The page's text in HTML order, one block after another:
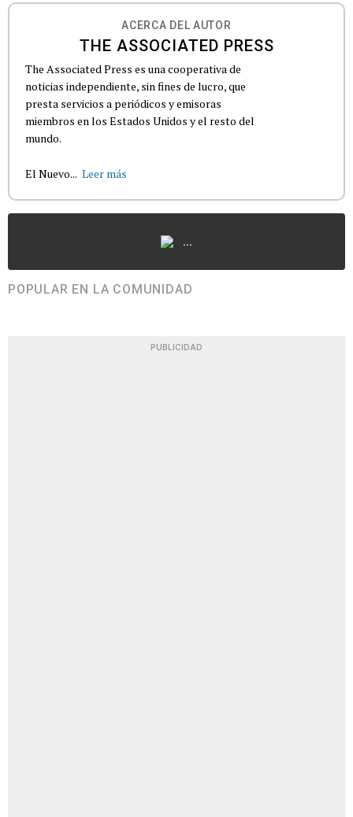
ACERCA DEL AUTOR
THE ASSOCIATED PRESS
The Associated Press es una cooperativa de
noticias independiente, sin fines de lucro, que
presta servicios a periódicos y emisoras
miembros en los Estados Unidos y el resto del
mundo.
El Nuevo... Leer más
...
POPULAR EN LA COMUNIDAD
PUBLICIDAD